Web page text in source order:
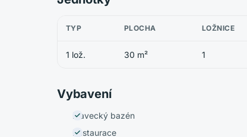
TYP PLOCHA LOŽNICE
1 lož. 30 m² 1
Vybavení
Plavecký bazén
Restaurace